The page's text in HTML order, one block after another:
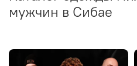
мужчин в Сибае